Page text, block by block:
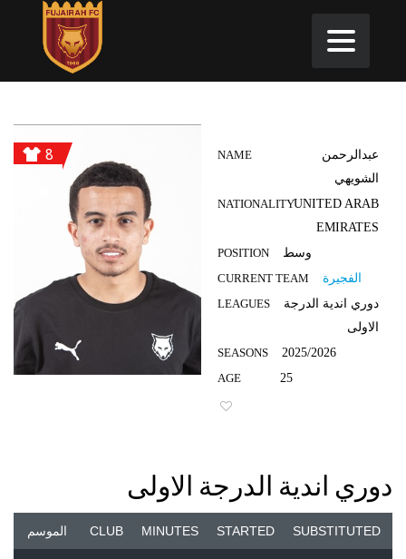
8 NAME
عبدالرحمن
الشويهي
NATIONALITYUNITED ARAB
EMIRATES
POSITION
وسط
CURRENT TEAM
الفجيرة
LEAGUES
دوري اندية الدرجة
الاولى
SEASONS
2025/2026
AGE
25
دوري اندية الدرجة الاولى
الموسم CLUB MINUTES STARTED SUBSTITUTED